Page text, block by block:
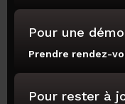
Pour une
Prendre rendez-
Pour rester à